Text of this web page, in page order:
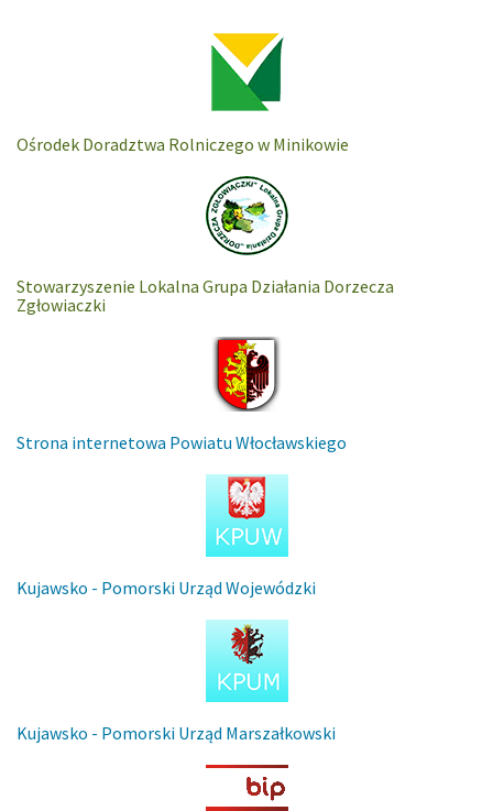
Ośrodek Doradztwa Rolniczego w Minikowie
Stowarzyszenie Lokalna Grupa Działania Dorzecza
Zgłowiaczki
Strona internetowa Powiatu Włocławskiego
Kujawsko - Pomorski Urząd Wojewódzki
Kujawsko - Pomorski Urząd Marszałkowski